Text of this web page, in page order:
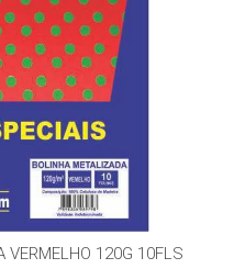
VERMELHO 120G 10FLS